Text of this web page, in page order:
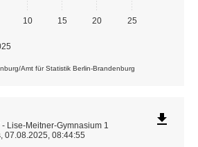
10 15 20 25
Amt für Statistik Berlin-Brandenburg
Lise-Meitner-Gymnasium 1
07.08.2025, 08:44:55
file_download